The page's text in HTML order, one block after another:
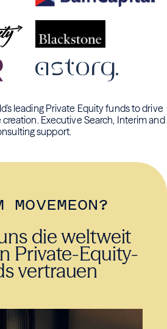
leading Private Equity funds to drive
Executive Search, Interim and
support.
MOVEMEON?
die weltweit
Private-Equity-
vertrauen